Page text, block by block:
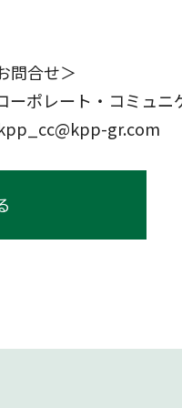
問合せ＞
ポレート・コミュニ
gr.com